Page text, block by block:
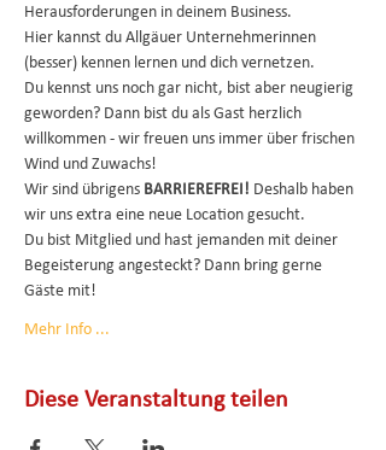
Herausforderungen in deinem Business.
Hier kannst du Allgäuer Unternehmerinnen
(besser) kennen lernen und dich vernetzen.
Du kennst uns noch gar nicht, bist aber neugierig
geworden? Dann bist du als Gast herzlich
willkommen - wir freuen uns immer über frischen
Wind und Zuwachs!
Wir sind übrigens BARRIEREFREI! Deshalb haben
wir uns extra eine neue Location gesucht.
Du bist Mitglied und hast jemanden mit deiner
Begeisterung angesteckt? Dann bring gerne
Gäste mit!
Mehr Info ...
Diese Veranstaltung teilen